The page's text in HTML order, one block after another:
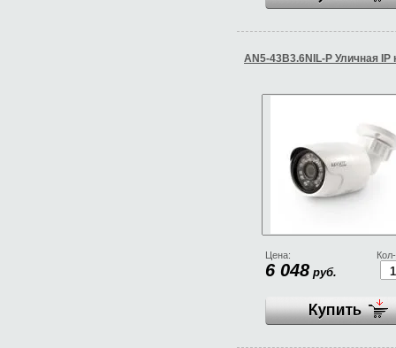
AN5-43B3.6NIL-P Уличная IP
Цена:
6 048 руб.